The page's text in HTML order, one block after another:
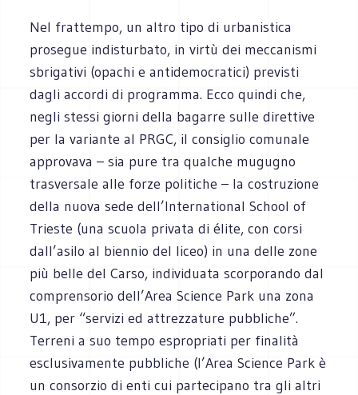
Nel frattempo, un altro tipo di urbanistica
prosegue indisturbato, in virtù dei meccanismi
sbrigativi (opachi e antidemocratici) previsti
dagli accordi di programma. Ecco quindi che,
negli stessi giorni della bagarre sulle direttive
per la variante al PRGC, il consiglio comunale
approvava – sia pure tra qualche mugugno
trasversale alle forze politiche – la costruzione
della nuova sede dell’International School of
Trieste (una scuola privata di élite, con corsi
dall’asilo al biennio del liceo) in una delle zone
più belle del Carso, individuata scorporando dal
comprensorio dell’Area Science Park una zona
U1, per “servizi ed attrezzature pubbliche”.
Terreni a suo tempo espropriati per finalità
esclusivamente pubbliche (l’Area Science Park è
un consorzio di enti cui partecipano tra gli altri